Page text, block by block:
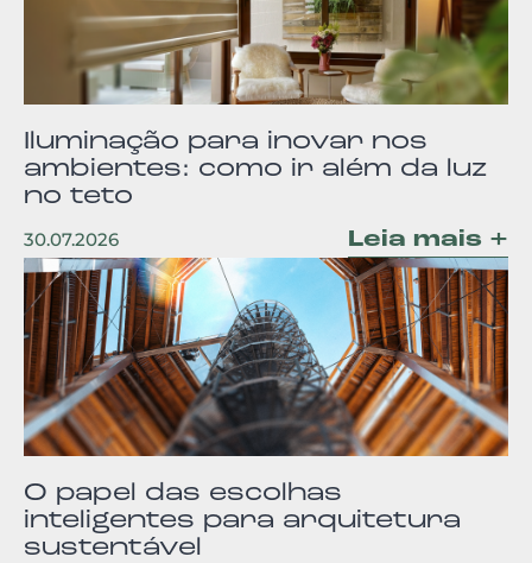
Iluminação para inovar nos
ambientes: como ir além da luz
no teto
30.07.2026 Leia mais +
O papel das escolhas
inteligentes para arquitetura
sustentável